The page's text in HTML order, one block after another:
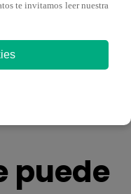
puede
te invitamos leer nuestra